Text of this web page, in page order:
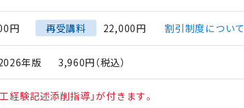
円 再受講料 22,000円 割引制度について
年版 3,960円（税込）
記述添削指導」が付きます。